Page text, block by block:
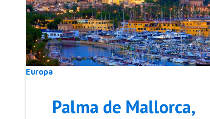
Europa
Palma de Mallorca,